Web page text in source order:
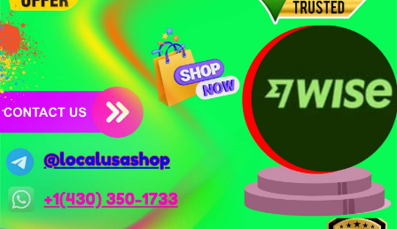
Nhà đầu tư nên thận trọng với đòn bẩy cao khi Funding Rate
BTC chỉ ở mức 0.0035%. Vùng Fear hiện tại có thể là cơ hội
tích lũy dài hạn nhưng cần chờ xác nhận dòng tiền.
Xem chi tiết các bài viết đầy đủ tại dòng thời gian của Vlike.vn!
#whalealertbtc #clarityact #lightningexploit #bybitlazarus
#xrpledger